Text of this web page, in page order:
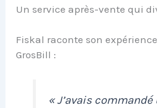
Un service après-vente qui
Fiskal raconte son
GrosBill :
« J’avais